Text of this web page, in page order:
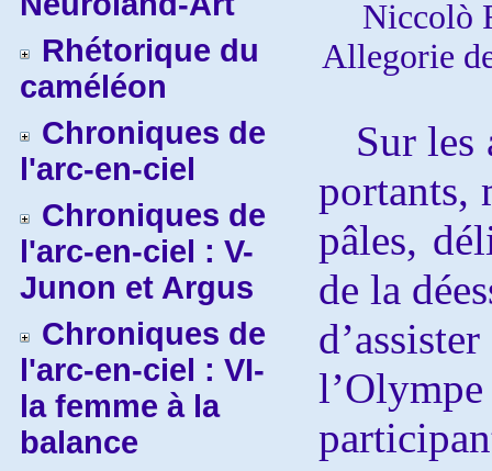
Rhétorique du
caméléon
Chroniques de
l'arc-en-ciel
Chroniques de
l'arc-en-ciel : V-
Junon et Argus
Chroniques de
l'arc-en-ciel : VI-
la femme à la
balance
Niccolò
Allegorie
Sur les
portants,
pâles,
de la